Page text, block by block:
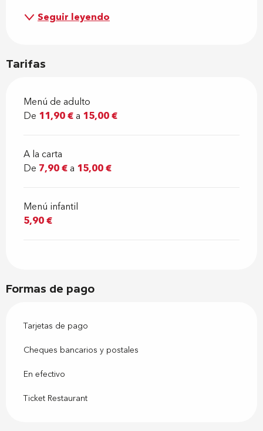
Seguir leyendo
Tarifas
Menú de adulto
De 11,90 €a 15,00 €
A la carta
De 7,90 €a 15,00 €
Menú infantil
5,90 €
Formas de pago
Tarjetas de pago
Cheques bancarios y postales
En efectivo
Ticket Restaurant